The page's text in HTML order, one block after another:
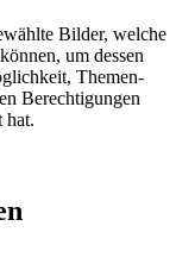
Bilder, welche
um dessen
Themen-
Berechtigungen
hat.